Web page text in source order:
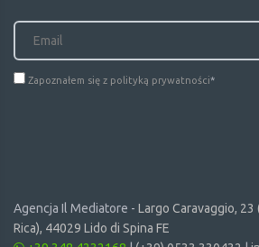
Zapoznałem się z polityką prywatności*
Agencja Il Mediatore - Largo Caravaggio,
Rica), 44029 Lido di Spina FE